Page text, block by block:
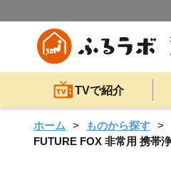
TVで紹介
ホーム ものから探す
FUTURE FOX 非常用 携帯